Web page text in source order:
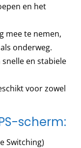
en het
mee te nemen,
onderweg.
en stabiele
voor zowel
scherm:
Switching)